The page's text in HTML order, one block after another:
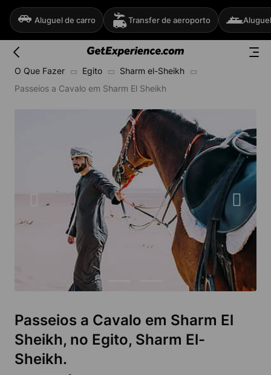
Aluguel de carro Transfer de aeroporto
O Que Fazer Egito
Sharm el-Sheikh
Passeios a Cavalo em Sharm El Sheikh
Passeios a Cavalo em Sharm El
Sheikh, no Egito, Sharm El-
Sheikh.